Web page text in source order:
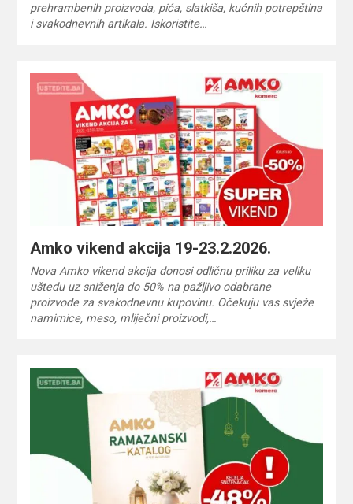
prehrambenih proizvoda, pića, slatkiša, kućnih potrepština
i svakodnevnih artikala. Iskoristite…
Amko vikend akcija 19-23.2.2026.
Nova Amko vikend akcija donosi odličnu priliku za veliku
uštedu uz sniženja do 50% na pažljivo odabrane
proizvode za svakodnevnu kupovinu. Očekuju vas svježe
namirnice, meso, mliječni proizvodi,…